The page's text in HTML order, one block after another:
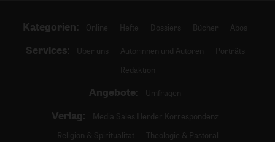
Kategorien: Online Hefte Dossiers Bücher Abos
Services: Über uns Autorinnen und Autoren
Porträts
Redaktion
Angebote: Umfragen
Verlag:
Media Sales Herder Korrespondenz
Religion & Spiritualität
Theologie & Pastoral